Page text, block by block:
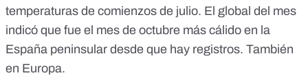
temperaturas de comienzos de julio. El global del mes
indicó que fue el mes de octubre más cálido en la
España peninsular desde que hay registros. También
en Europa.